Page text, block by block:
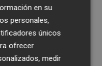
la cartelera en agosto:
nueva entrega de
en su
personales,
únicos
ofrecer
medir